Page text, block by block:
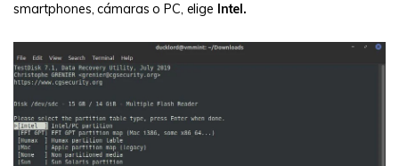
smartphones, cámaras o PC, elige Intel.